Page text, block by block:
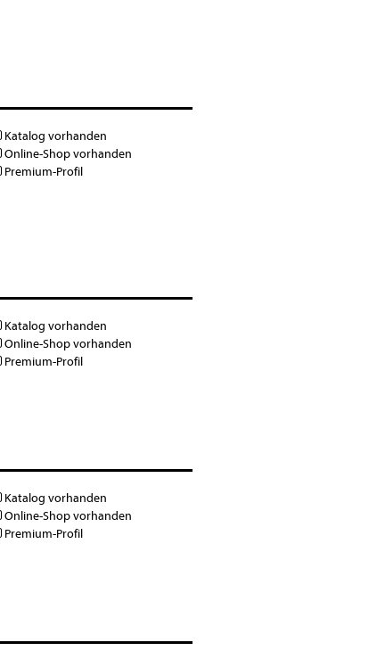
Katalog vorhanden
Online-Shop vorhanden
Premium-Profil
Katalog vorhanden
Online-Shop vorhanden
Premium-Profil
Katalog vorhanden
Online-Shop vorhanden
Premium-Profil